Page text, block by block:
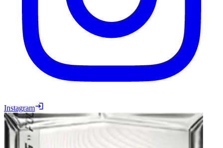
Instagram